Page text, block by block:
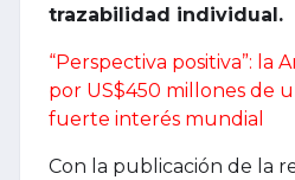
trazabilidad individual.
“Perspectiva positiva”: la
por US$450 millones de
fuerte interés mundial
Con la publicación de la